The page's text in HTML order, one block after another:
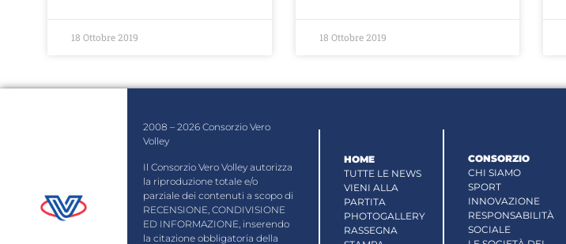
18 Ottobre 2019 18 Ottobre 2019
2008 – 2026 Consorzio Vero
Volley
Il Consorzio Vero Volley autorizza
la riproduzione totale e/o
parziale dei contenuti a scopo di
RECENSIONE, CONDIVISIONE
ED INFORMAZIONE, inserendo
la citazione obbligatoria della
HOME
TUTTE LE NEWS
VIENI ALLA
PARTITA
PHOTOGALLERY
RASSEGNA
CONSORZIO
CHI SIAMO
SPORT
INNOVAZIONE
RESPONSABILITÀ
SOCIALE